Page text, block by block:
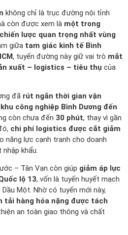
không chỉ là trục đường nội tỉnh
còn được xem là một trong
lược quan trọng nhất vùng
giữa tam giác kinh tế Bình
, tuyến đường này giữ vai trò mắt
xuất – logistics – tiêu thụ của
đã rút ngắn thời gian vận
công nghiệp Bình Dương đến
còn chưa đến 30 phút, thay vì gần
chi phí logistics được cắt giảm
năng lực cạnh tranh cho doanh
khẩu.
– Tân Vạn còn giúp giảm áp lực
lộ 13, vốn là tuyến huyết mạch
Một. Nhờ có tuyến mới này,
tải hàng hóa nặng được tách
an toàn giao thông và chất